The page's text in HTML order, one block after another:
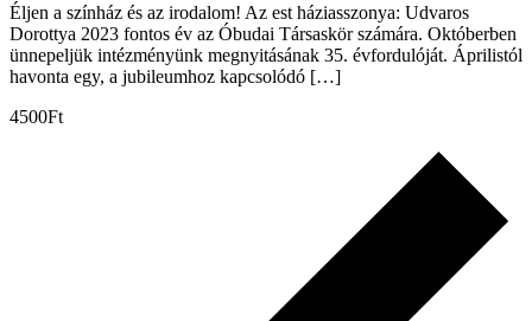
Éljen a színház és az irodalom! Az est háziasszonya: Udvaros
Dorottya 2023 fontos év az Óbudai Társaskör számára. Októberben
ünnepeljük intézményünk megnyitásának 35. évfordulóját. Áprilistól
havonta egy, a jubileumhoz kapcsolódó […]
4500Ft